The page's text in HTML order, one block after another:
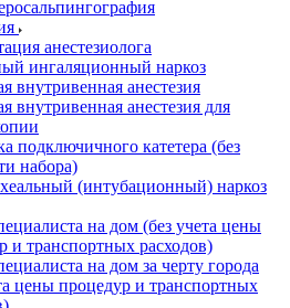
анестезиолога
ингаляционный наркоз
внутривенная анестезия
внутривенная анестезия для
подключичного катетера (без
набора)
(интубационный) наркоз
на дом (без учета цены
и транспортных расходов)
на дом за черту города
цены процедур и транспортных